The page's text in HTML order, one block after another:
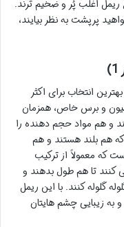
اغلب پُر و ضخیم ترند.
پرپشت به نظر بیایند،
حالا رسیدیم به ستاره ماجرا! ریمل های 2 در 1 بهترین انتخاب برای اکثر
و برس خاص، همزمان
و هم مواد حجم دهنده را
که هم بلند هستند و هم
که معمولاً از ترکیب
تا هم طول بدهند و
گلوله کنند. با این ریمل
به زیبایی چشم هایتان